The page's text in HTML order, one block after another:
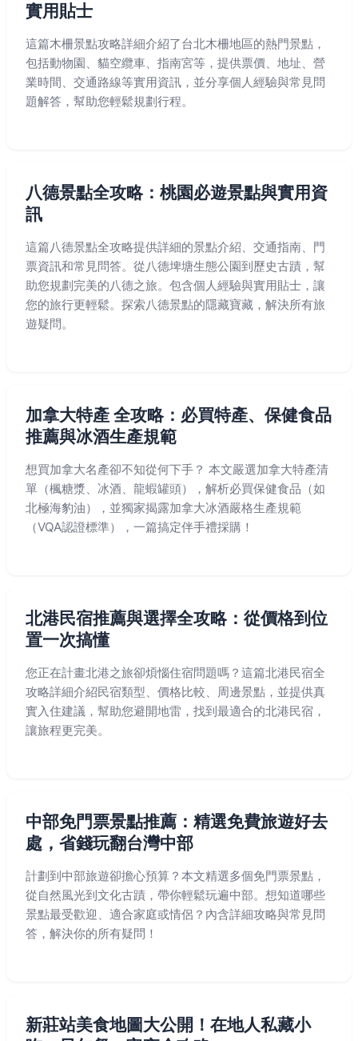
實用貼士
這篇木柵景點攻略詳細介紹了台北木柵地區的熱門景點，
包括動物園、貓空纜車、指南宮等，提供票價、地址、營
業時間、交通路線等實用資訊，並分享個人經驗與常見問
題解答，幫助您輕鬆規劃行程。
八德景點全攻略：桃園必遊景點與實用資
訊
這篇八德景點全攻略提供詳細的景點介紹、交通指南、門
票資訊和常見問答。從八德埤塘生態公園到歷史古蹟，幫
助您規劃完美的八德之旅。包含個人經驗與實用貼士，讓
您的旅行更輕鬆。探索八德景點的隱藏寶藏，解決所有旅
遊疑問。
加拿大特產 全攻略：必買特產、保健食品
推薦與冰酒生產規範
想買加拿大名產卻不知從何下手？ 本文嚴選加拿大特產清
單（楓糖漿、冰酒、龍蝦罐頭），解析必買保健食品（如
北極海豹油），並獨家揭露加拿大冰酒嚴格生產規範
（VQA認證標準），一篇搞定伴手禮採購！
北港民宿推薦與選擇全攻略：從價格到位
置一次搞懂
您正在計畫北港之旅卻煩惱住宿問題嗎？這篇北港民宿全
攻略詳細介紹民宿類型、價格比較、周邊景點，並提供真
實入住建議，幫助您避開地雷，找到最適合的北港民宿，
讓旅程更完美。
中部免門票景點推薦：精選免費旅遊好去
處，省錢玩翻台灣中部
計劃到中部旅遊卻擔心預算？本文精選多個免門票景點，
從自然風光到文化古蹟，帶你輕鬆玩遍中部。想知道哪些
景點最受歡迎、適合家庭或情侶？內含詳細攻略與常見問
答，解決你的所有疑問！
新莊站美食地圖大公開！在地人私藏小